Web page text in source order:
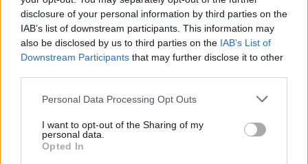
disclosure of your personal information by third parties on the
IAB’s list of downstream participants. This information may
also be disclosed by us to third parties on the IAB’s List of
Downstream Participants that may further disclose it to other
Personal Data Processing Opt Outs
I want to opt-out of the Sharing of my
personal data.
Opted In